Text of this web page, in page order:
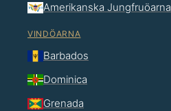
Amerikanska Jungfruöarna
VINDÖARNA
Barbados
Dominica
Grenada